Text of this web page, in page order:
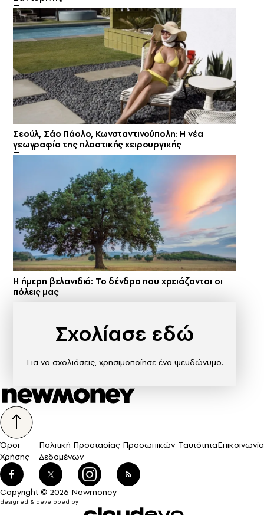
Σεούλ, Σάο Πάολο, Κωνσταντινούπολη: Η νέα
γεωγραφία της πλαστικής χειρουργικής
Η ήμερη βελανιδιά: Το δένδρο που χρειάζονται οι
πόλεις μας
Σχολίασε εδώ
Για να σχολιάσεις, χρησιμοποίησε ένα ψευδώνυμο.
Όροι
Χρήσης
Πολιτική Προστασίας Προσωπικών
Δεδομένων
ΤαυτότηταΕπικοινωνία
Copyright © 2026 Newmoney
designed & developed by